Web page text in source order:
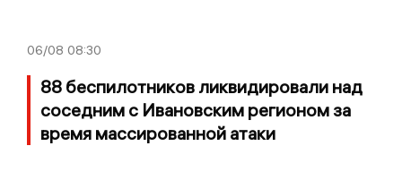
06/08 08:30
88 беспилотников ликвидировали над
соседним с Ивановским регионом за
время массированной атаки